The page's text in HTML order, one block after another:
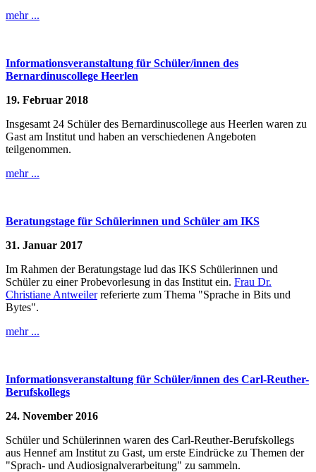
mehr ...
Informationsveranstaltung für Schüler/innen des
Bernardinuscollege Heerlen
19. Februar 2018
Insgesamt 24 Schüler des Bernardinuscollege aus Heerlen waren zu
Gast am Institut und haben an verschiedenen Angeboten
teilgenommen.
mehr ...
Beratungstage für Schülerinnen und Schüler am IKS
31. Januar 2017
Im Rahmen der Beratungstage lud das IKS Schülerinnen und
Schüler zu einer Probevorlesung in das Institut ein. Frau Dr.
Christiane Antweilerreferierte zum Thema "Sprache in Bits und
Bytes".
mehr ...
Informationsveranstaltung für Schüler/innen des Carl-Reuther-
Berufskollegs
24. November 2016
Schüler und Schülerinnen waren des Carl-Reuther-Berufskollegs
aus Hennef am Institut zu Gast, um erste Eindrücke zu Themen der
"Sprach- und Audiosignalverarbeitung" zu sammeln.